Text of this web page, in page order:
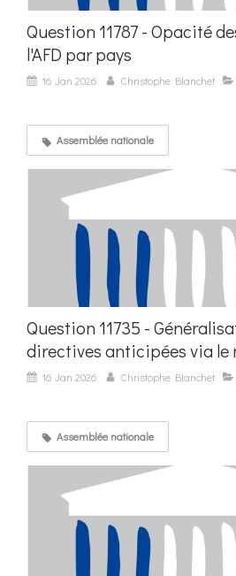
Question 11787 - Opacité
l'AFD par pays
16 Jan 2026 Christophe Blanchet
Assemblée nationale
Question 11735 -
directives anticipées via le
16 Jan 2026 Christophe Blanchet
Assemblée nationale